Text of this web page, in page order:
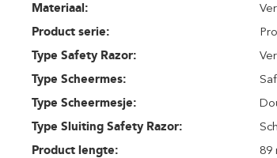
Materiaal:
Product serie:
Type Safety Razor:
Type Scheermes:
Type Scheermesje:
Type Sluiting Safety Razor:
Product lengte:
89